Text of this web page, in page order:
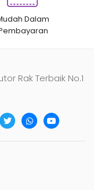
Dalam
Rak Terbaik No.1